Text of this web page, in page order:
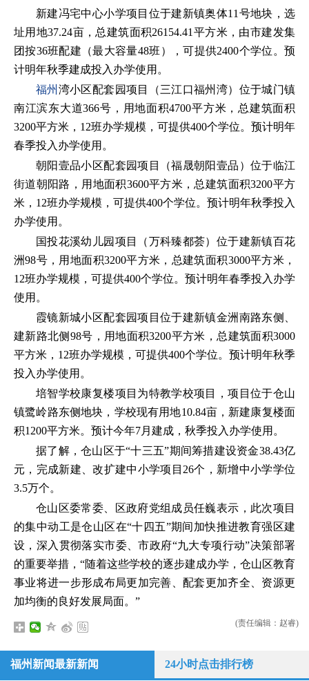
新建冯宅中心小学项目位于建新镇奥体11号地块，选
址用地37.24亩，总建筑面积26154.41平方米，由市建发集
团按36班配建（最大容量48班），可提供2400个学位。预
计明年秋季建成投入办学使用。
福州 湾小区配套园项目（三江口福州湾）位于城门镇
南江滨东大道366号，用地面积4700平方米，总建筑面积
3200平方米，12班办学规模，可提供400个学位。预计明年
春季投入办学使用。
朝阳壹品小区配套园项目（福晟朝阳壹品）位于临江
街道朝阳路，用地面积3600平方米，总建筑面积3200平方
米，12班办学规模，可提供400个学位。预计明年秋季投入
办学使用。
国投花溪幼儿园项目（万科臻都荟）位于建新镇百花
洲98号，用地面积3200平方米，总建筑面积3000平方米，
12班办学规模，可提供400个学位。预计明年春季投入办学
使用。
霞镜新城小区配套园项目位于建新镇金洲南路东侧、
建新路北侧98号，用地面积3200平方米，总建筑面积3000
平方米，12班办学规模，可提供400个学位。预计明年秋季
投入办学使用。
培智学校康复楼项目为特教学校项目，项目位于仓山
镇鹭岭路东侧地块，学校现有用地10.84亩，新建康复楼面
积1200平方米。预计今年7月建成，秋季投入办学使用。
据了解，仓山区于“十三五”期间筹措建设资金38.43亿
元，完成新建、改扩建中小学项目26个，新增中小学学位
3.5万个。
仓山区委常委、区政府党组成员任巍表示，此次项目
的集中动工是仓山区在“十四五”期间加快推进教育强区建
设，深入贯彻落实市委、市政府“九大专项行动”决策部署
的重要举措，“随着这些学校的逐步建成办学，仓山区教育
事业将进一步形成布局更加完善、配套更加齐全、资源更
加均衡的良好发展局面。”
(责任编辑：赵睿)
福州新闻最新新闻 24小时点击排行榜